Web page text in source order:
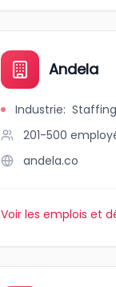
Andela
Industrie:
201-500
andela.co
Voir les emplois et